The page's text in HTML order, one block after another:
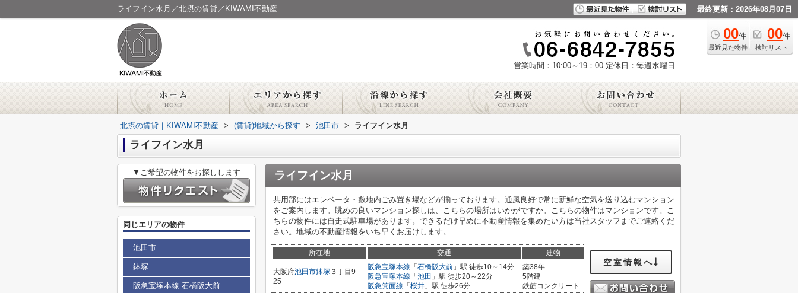
ライフイン水月／北摂の賃貸／KIWAMI不動産 最終更新：2026年08月07日
00件
最近見た物件
00件
検討リスト
営業時間：10:00～19：00 定休日：毎週水曜日
北摂の賃貸｜KIWAMI不動産 > (賃貸)地域から探す > 池田市 > ライフイン水月
ライフイン水月
ライフイン水月
共用部にはエレベータ・敷地内ごみ置き場などが揃っております。通風良好で常に新鮮な空気を送り込むマンション
をご案内します。眺めの良いマンション探しは、こちらの場所はいかがですか。こちらの物件はマンションです。こ
ちらの物件には自走式駐車場があります。できるだけ早めに不動産情報を集めたい方は当社スタッフまでご連絡くだ
さい。地域の不動産情報をいち早くお届けします。
所在地 交通 建物
大阪府池田市鉢塚 ３丁目9-
25
阪急宝塚本線 「 石橋阪大前 」駅 徒歩10～14分
阪急宝塚本線 「 池田 」駅 徒歩20～22分
阪急箕面線 「 桜井 」駅 徒歩26分
築38年
5階建
鉄筋コンクリート
空室情報へ
▼ご希望の物件をお探しします
同じエリアの物件
池田市
鉢塚
阪急宝塚本線 石橋阪大前